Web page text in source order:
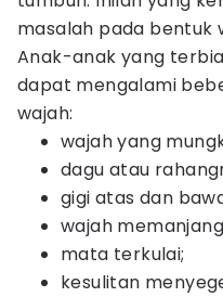
masalah pada bentuk
Anak-anak yang
dapat mengalami
wajah:
wajah yang
dagu atau
gigi atas dan
wajah
mata terkulai;
kesulitan